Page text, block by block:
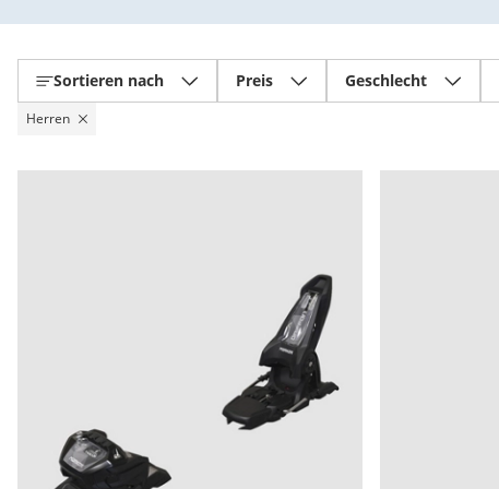
Sortieren nach Preis Geschlecht
Herren